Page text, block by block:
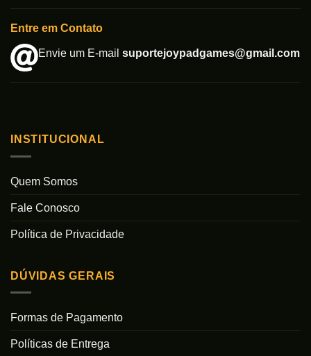
Entre em Contato
Envie um E-mail suportejoypadgames@gmail.com
INSTITUCIONAL
Quem Somos
Fale Conosco
Política de Privacidade
DÚVIDAS GERAIS
Formas de Pagamento
Políticas de Entrega